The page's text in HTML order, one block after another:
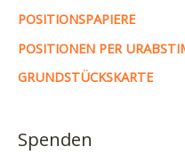
POSITIONSPAPIERE
POSITIONEN PER
GRUNDSTÜCKSKARTE
Spenden